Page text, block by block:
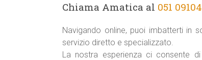
Chiama Amatica al 051
Navigando online, puoi imbatterti in
servizio diretto e specializzato.
La nostra esperienza ci consente